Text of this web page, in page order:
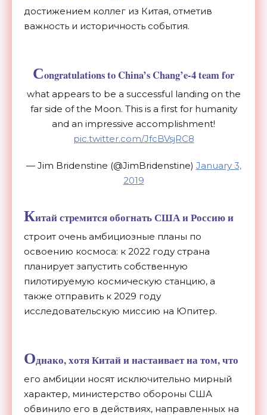
достижением коллег из Китая, отметив
важность и историчность события.
Congratulations to China’s Chang’e-4 team for
what appears to be a successful landing on the
far side of the Moon. This is a first for humanity
and an impressive accomplishment!
pic.twitter.com/JfcBVsjRC8
— Jim Bridenstine (@JimBridenstine) January 3,
2019
Китай стремится обогнать США и Россию и
строит очень амбициозные планы по
освоению космоса: к 2022 году страна
планирует запустить собственную
пилотируемую космическую станцию, а
также отправить к 2029 году
исследовательскую миссию на Юпитер.
Однако, хотя Китай и настаивает на том, что
его амбиции носят исключительно мирный
характер, министерство обороны США
обвинило его в действиях, направленных на